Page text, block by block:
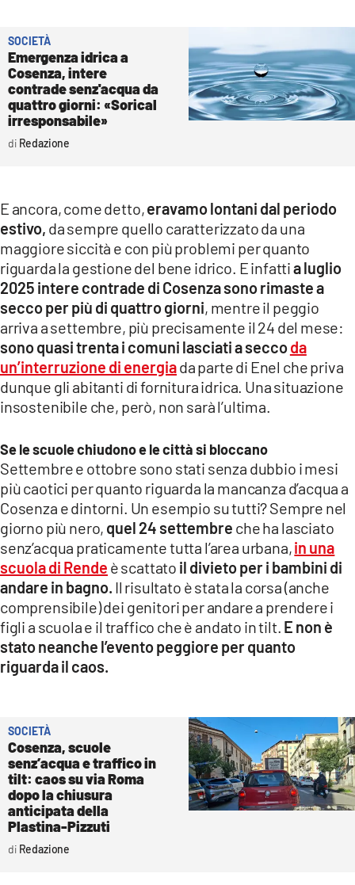
SOCIETÀ
Emergenza idrica a
Cosenza, intere
contrade senz'acqua da
quattro giorni: «Sorical
irresponsabile»
Redazione
E ancora, come detto,eravamo lontani dal periodo
estivo, da sempre quello caratterizzato da una
maggiore siccità e con più problemi per quanto
riguarda la gestione del bene idrico. E infattia luglio
2025 intere contrade di Cosenza sono rimaste a
secco per più di quattro giorni, mentre il peggio
arriva a settembre, più precisamente il 24 del mese:
sono quasi trenta i comuni lasciati a seccoda
un’interruzione di energiada parte di Enel che priva
dunque gli abitanti di fornitura idrica. Una situazione
insostenibile che, però, non sarà l’ultima.
Se le scuole chiudono e le città si bloccano
Settembre e ottobre sono stati senza dubbio i mesi
più caotici per quanto riguarda la mancanza d’acqua a
Cosenza e dintorni. Un esempio su tutti? Sempre nel
giorno più nero, quel 24 settembre che ha lasciato
senz’acqua praticamente tutta l’area urbana,in una
scuola di Rende è scattato il divieto per i bambini di
andare in bagno. Il risultato è stata la corsa (anche
comprensibile) dei genitori per andare a prendere i
figli a scuola e il traffico che è andato in tilt. E non è
stato neanche l’evento peggiore per quanto
riguarda il caos.
SOCIETÀ
Cosenza, scuole
senz’acqua e traffico in
tilt: caos su via Roma
dopo la chiusura
anticipata della
Plastina-Pizzuti
Redazione